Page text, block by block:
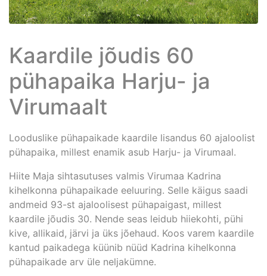
Kaardile jõudis 60
pühapaika Harju- ja
Virumaalt
Looduslike pühapaikade kaardile lisandus 60 ajaloolist
pühapaika, millest enamik asub Harju- ja Virumaal.
Hiite Maja sihtasutuses valmis Virumaa Kadrina
kihelkonna pühapaikade eeluuring. Selle käigus saadi
andmeid 93-st ajaloolisest pühapaigast, millest
kaardile jõudis 30. Nende seas leidub hiiekohti, pühi
kive, allikaid, järvi ja üks jõehaud. Koos varem kaardile
kantud paikadega küünib nüüd Kadrina kihelkonna
pühapaikade arv üle neljakümne.